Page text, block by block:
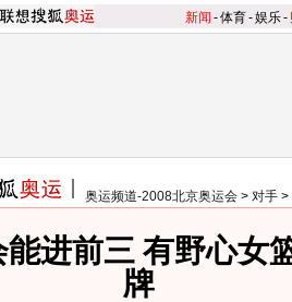
新闻 -体育-娱乐-
奥运频道-2008北京奥运会 > 对手 >
进前三 有野心女
牌